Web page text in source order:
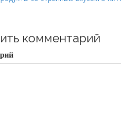
комментарий